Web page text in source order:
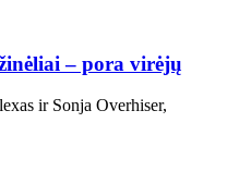
– pora virėjų
ir Sonja Overhiser,